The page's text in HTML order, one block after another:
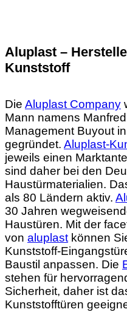
Aluplast –
Kunststoff
Die Aluplast Company
Mann namens
Management Buyout
gegründet. Aluplast-
jeweils einen
sind daher bei den
Haustürmaterialien.
als 80 Ländern aktiv.
30 Jahren
Haustüren. Mit der
von aluplastkönnen
Kunststoff-
Baustil anpassen. Die
stehen für
Sicherheit, daher ist
Kunststofftüren